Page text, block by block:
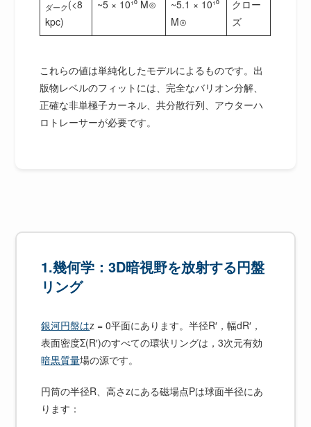
ダーク (<8
kpc)
~5 × 10¹⁰ M⊙
~5.1 × 10¹⁰
M⊙
クロー
ズ
これらの値は単純化したモデルによるものです。出
版物レベルのフィットには、完全なバリオン分解、
正確な非単極子カーネル、共分散行列、アウターハ
ロトレーサーが必要です。
1.幾何学：3D暗視野を放射する円盤
リング
銀河円盤はz = 0平面にあります。半径R′，幅dR′，
表面密度Σ(R′)のすべての環状リングは，3次元有効
暗黒質量場の源です。
円筒の半径R、高さzにある磁場点Pは球面半径にあ
ります：